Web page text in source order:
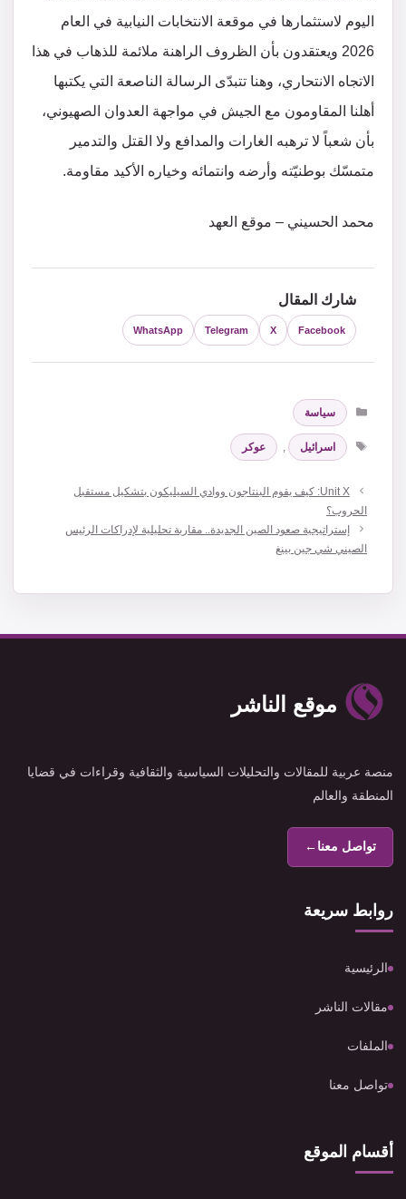
اليوم لاستثمارها في موقعة الانتخابات النيابية في العام
2026 ويعتقدون بأن الظروف الراهنة ملائمة للذهاب في هذا
الاتجاه الانتحاري، وهنا تتبدّى الرسالة الناصعة التي يكتبها
أهلنا المقاومون مع الجيش في مواجهة العدوان الصهيوني،
بأن شعباً لا ترهبه الغارات والمدافع ولا القتل والتدمير
متمسّك بوطنيّته وأرضه وانتمائه وخياره الأكيد مقاومة.
محمد الحسيني – موقع العهد
شارك المقال
Facebook
X
Telegram
WhatsApp
التصنيفات
سياسة
الوسوم
اسرائيل , عوكر
Unit X: كيف يقوم البنتاجون ووادي السيليكون بتشكيل مستقبل
الحروب؟
إستراتيجية صعود الصين الجديدة.. مقاربة تحليلية لإدراكات الرئيس
الصيني شي جين بينغ
موقع الناشر
منصة عربية للمقالات والتحليلات السياسية والثقافية وقراءات في قضايا
المنطقة والعالم
تواصل معنا←
روابط سريعة
الرئيسية
مقالات الناشر
الملفات
تواصل معنا
أقسام الموقع